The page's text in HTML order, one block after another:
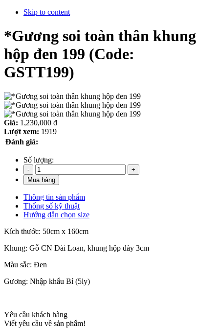
Skip to content
*Gương soi toàn thân khung
hộp đen 199 (Code:
GSTT199)
Giá: 1,230,000 đ
Lượt xem: 1919
Đánh giá:
Số lượng:
Thông tin sản phẩm
Thống số kỹ thuật
Hướng dẫn chọn size
Kích thước: 50cm x 160cm
Khung: Gỗ CN Đài Loan, khung hộp dày 3cm
Màu sắc: Đen
Gương: Nhập khẩu Bỉ (5ly)
Yêu cầu khách hàng
Viết yêu cầu về sản phẩm!